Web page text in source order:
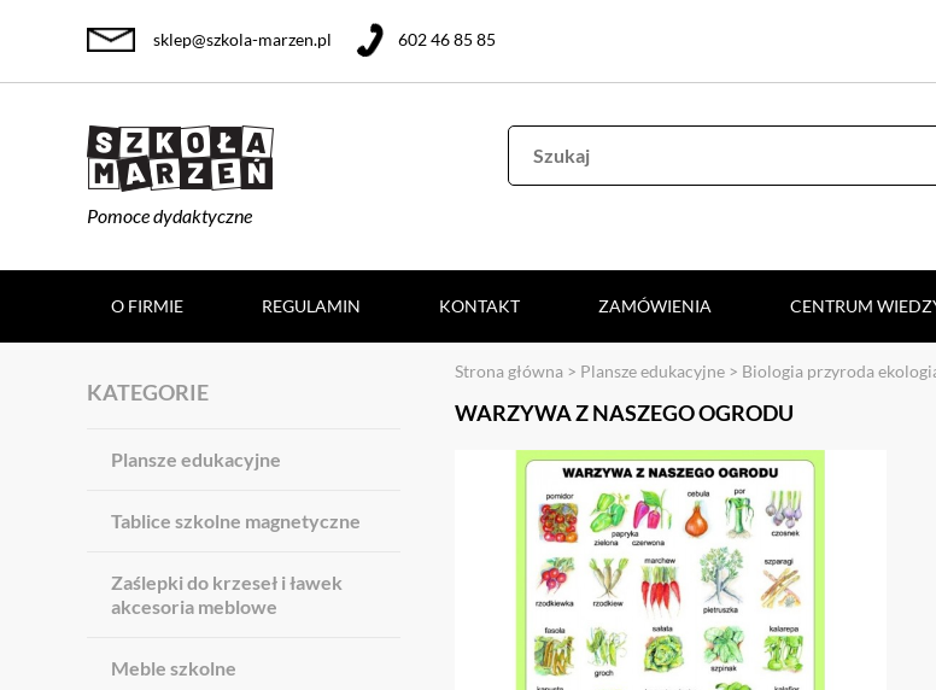
Pomoce dydaktyczne
sklep@szkola-marzen.pl 602 46 85 85
O FIRMIE REGULAMIN KONTAKT ZAMÓWIENIA CENTRUM
KATEGORIE
Plansze edukacyjne
Tablice szkolne magnetyczne
Zaślepki do krzeseł i ławek
akcesoria meblowe
Meble szkolne
Strona główna > Plansze edukacyjne > Biologia przyroda
WARZYWA Z NASZEGO OGRODU